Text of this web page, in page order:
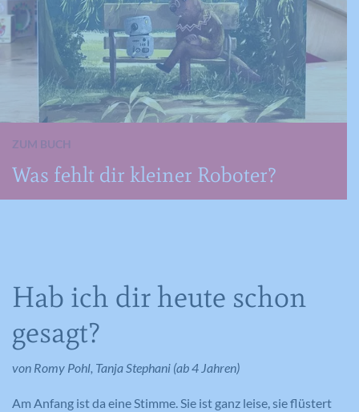
ZUM BUCH
Was fehlt dir kleiner Roboter?
Hab ich dir heute schon
gesagt?
von Romy Pohl, Tanja Stephani (ab 4 Jahren)
Am Anfang ist da eine Stimme. Sie ist ganz leise, sie flüstert